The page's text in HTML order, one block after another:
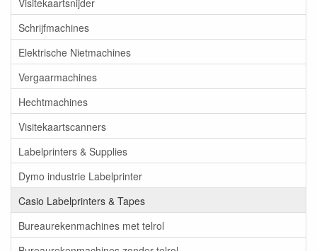
Schrijfmachines
Elektrische Nietmachines
Vergaarmachines
Hechtmachines
Visitekaartscanners
Labelprinters & Supplies
Dymo industrie Labelprinter
Casio Labelprinters & Tapes
Bureaurekenmachines met telrol